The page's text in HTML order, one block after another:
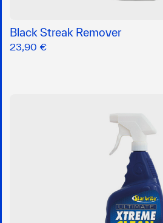
Black Streak Remover
23,90 €